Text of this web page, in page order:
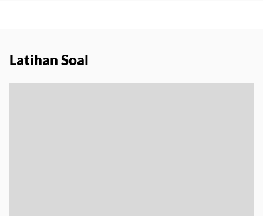
Latihan Soal